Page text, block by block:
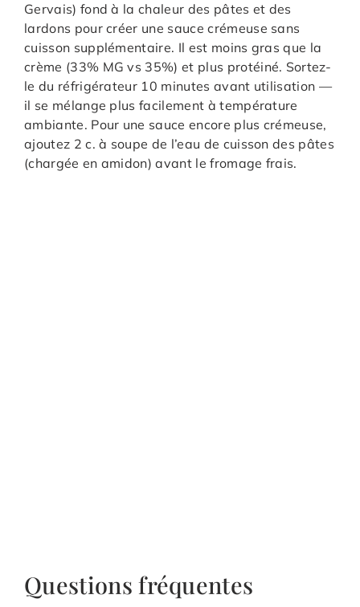
Gervais) fond à la chaleur des pâtes et des
lardons pour créer une sauce crémeuse sans
cuisson supplémentaire. Il est moins gras que la
crème (33% MG vs 35%) et plus protéiné. Sortez-
le du réfrigérateur 10 minutes avant utilisation —
il se mélange plus facilement à température
ambiante. Pour une sauce encore plus crémeuse,
ajoutez 2 c. à soupe de l’eau de cuisson des pâtes
(chargée en amidon) avant le fromage frais.
Questions fréquentes